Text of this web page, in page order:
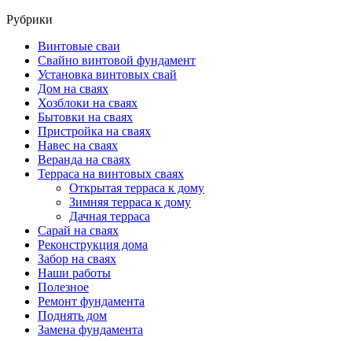
Рубрики
Винтовые сваи
Свайно винтовой фундамент
Установка винтовых свай
Дом на сваях
Хозблоки на сваях
Бытовки на сваях
Пристройка на сваях
Навес на сваях
Веранда на сваях
Терраса на винтовых сваях
Открытая терраса к дому
Зимняя терраса к дому
Дачная терраса
Cарай на сваях
Реконструкция дома
Забор на сваях
Наши работы
Полезное
Ремонт фундамента
Поднять дом
Замена фундамента